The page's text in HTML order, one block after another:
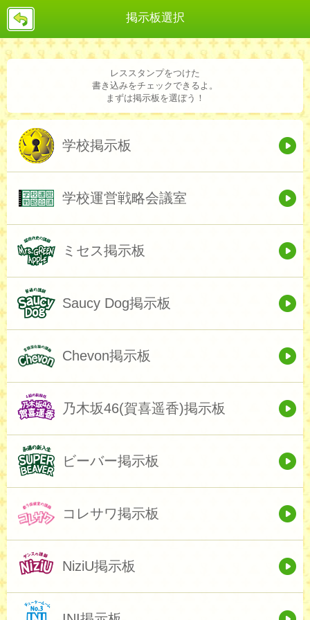
掲示板選択
戻
レススタンプをつけた
書き込みをチェックできるよ。
まずは掲示板を選ぼう！
学校掲示板
学校運営戦略会議室
ミセス掲示板
Saucy Dog掲示板
Chevon掲示板
乃木坂46(賀喜遥香)掲示板
ビーバー掲示板
コレサワ掲示板
NiziU掲示板